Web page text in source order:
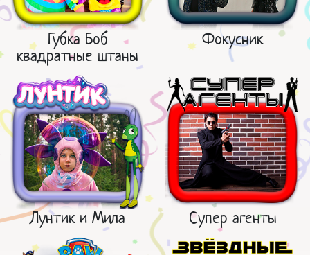
Губка Боб
квадратные штаны
Фокусник
Лунтик и Мила Супер агенты